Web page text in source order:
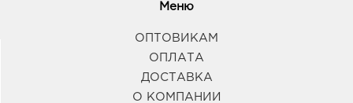
Меню
ОПТОВИКАМ
ОПЛАТА
ДОСТАВКА
О КОМПАНИИ